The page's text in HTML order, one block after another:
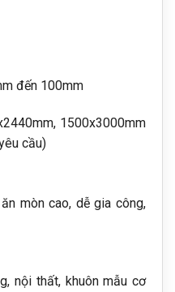
đến 100mm
1500x3000mm
cầu)
mòn cao, dễ gia công,
nội thất, khuôn mẫu cơ